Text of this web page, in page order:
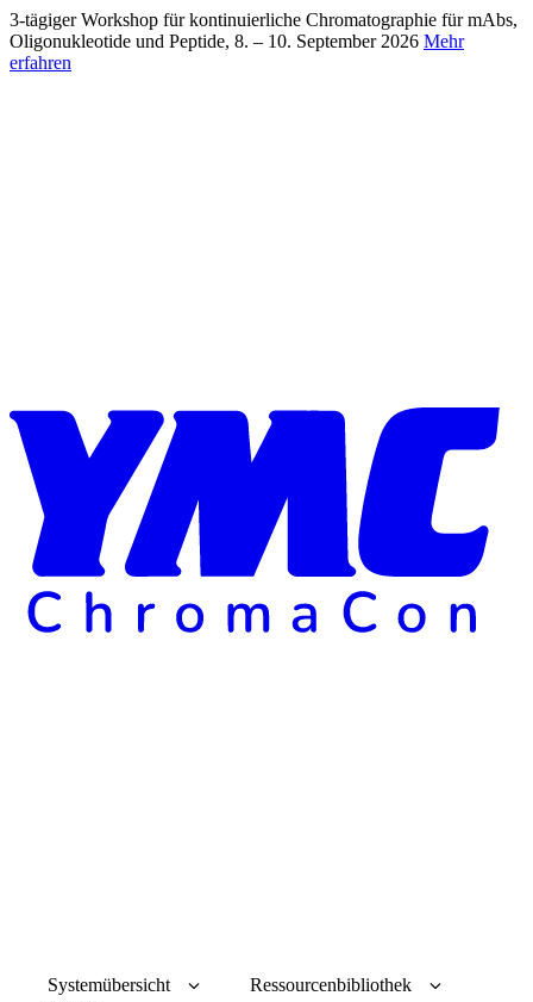
Skip to content
3-tägiger Workshop für kontinuierliche Chromatographie für mAbs,
Oligonukleotide und Peptide, 8. – 10. September 2026 Mehr
erfahren
Systemübersicht Ressourcenbibliothek